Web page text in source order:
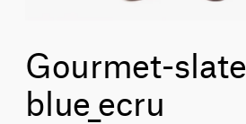
Gourmet-slate
blue_ecru